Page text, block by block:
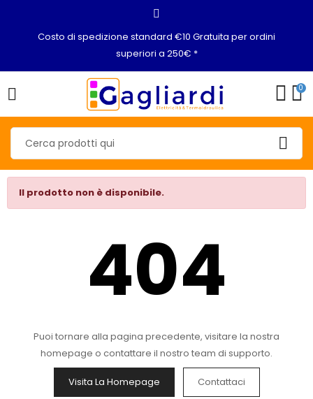
Costo di spedizione standard €10 Gratuita per ordini
superiori a 250€ *
0
Il prodotto non è disponibile.
404
Puoi tornare alla pagina precedente, visitare la nostra
homepage o contattare il nostro team di supporto.
Visita La Homepage Contattaci